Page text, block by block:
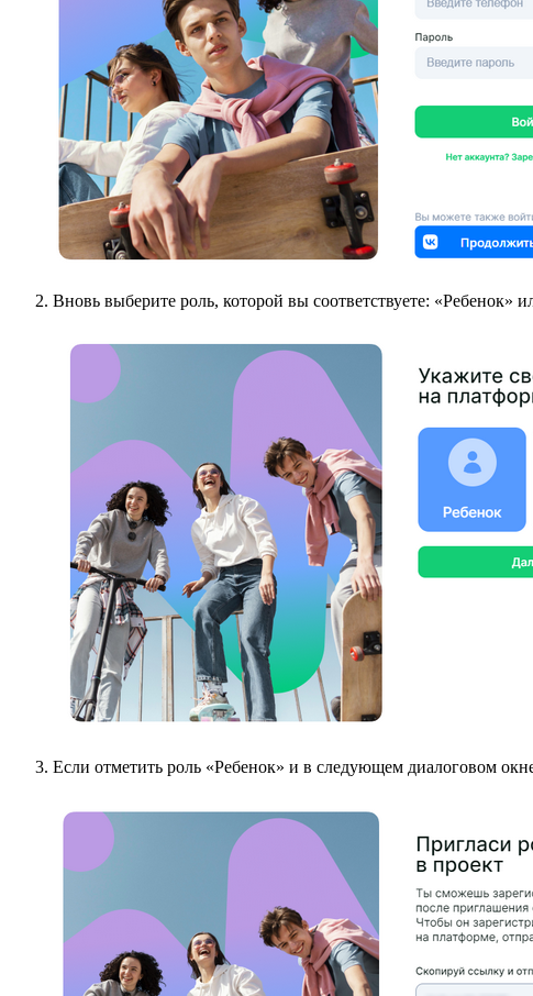
Вновь выберите роль, которой вы соответствуете: «Ребенок»
Если отметить роль «Ребенок» и в следующем диалоговом